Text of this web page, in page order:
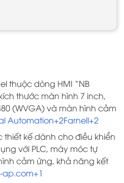
thuộc dòng HMI “NB
thước màn hình 7 inch,
(WVGA) và màn hình cảm
Automation+2Farnell+2
thiết kế dành cho điều khiển
với PLC, máy móc tự
cảm ứng, khả năng kết
ap.com+1